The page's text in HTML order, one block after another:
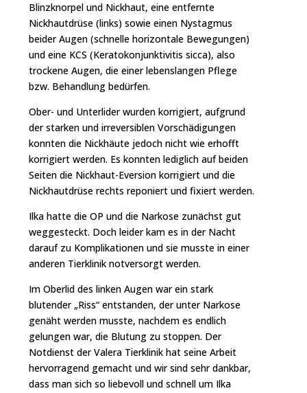
Blinzknorpel und Nickhaut, eine entfernte
Nickhautdrüse (links) sowie einen Nystagmus
beider Augen (schnelle horizontale Bewegungen)
und eine KCS (Keratokonjunktivitis sicca), also
trockene Augen, die einer lebenslangen Pflege
bzw. Behandlung bedürfen.
Ober- und Unterlider wurden korrigiert, aufgrund
der starken und irreversiblen Vorschädigungen
konnten die Nickhäute jedoch nicht wie erhofft
korrigiert werden. Es konnten lediglich auf beiden
Seiten die Nickhaut-Eversion korrigiert und die
Nickhautdrüse rechts reponiert und fixiert werden.
Ilka hatte die OP und die Narkose zunächst gut
weggesteckt. Doch leider kam es in der Nacht
darauf zu Komplikationen und sie musste in einer
anderen Tierklinik notversorgt werden.
Im Oberlid des linken Augen war ein stark
blutender „Riss“ entstanden, der unter Narkose
genäht werden musste, nachdem es endlich
gelungen war, die Blutung zu stoppen. Der
Notdienst der Valera Tierklinik hat seine Arbeit
hervorragend gemacht und wir sind sehr dankbar,
dass man sich so liebevoll und schnell um Ilka